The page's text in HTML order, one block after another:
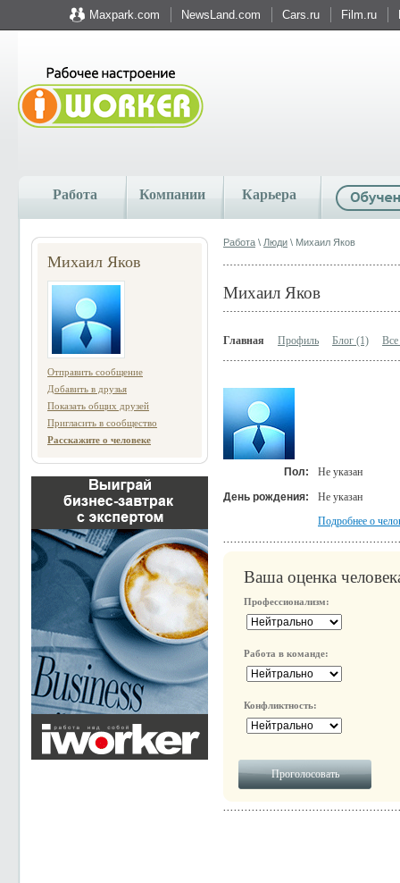
Maxpark.com NewsLand.com Cars.ru Film.ru
Работа Компании Карьера
Михаил Яков
Отправить сообщение
Добавить в друзья
Показать общих друзей
Пригласить в сообщество
Расскажите о человеке
Работа \ Люди \ Михаил Яков
Михаил Яков
Главная Профиль Блог (1)
Пол:
Не указан
День рождения:
Не указан
Подробнее о
Ваша оценка
Профессионализм:
Работа в команде:
Конфликтность: